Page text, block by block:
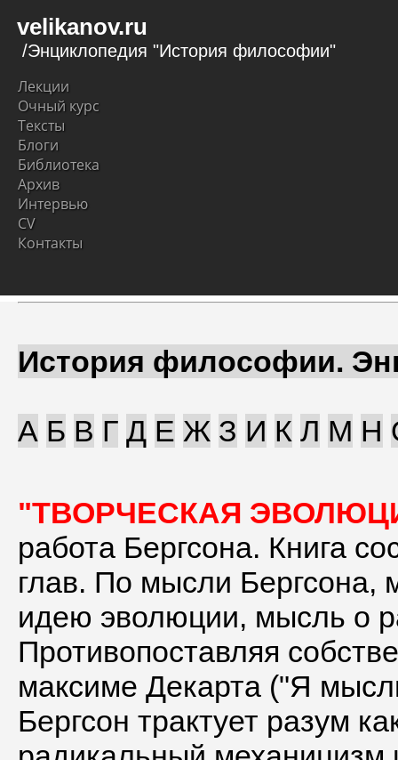
velikanov.ru
/Энциклопедия "История философии"
Лекции
Очный курс
Тексты
Блоги
Библиотека
Архив
Интервью
CV
Контакты
История философии.
А Б В Г Д Е Ж З И К Л М Н
"ТВОРЧЕСКАЯ